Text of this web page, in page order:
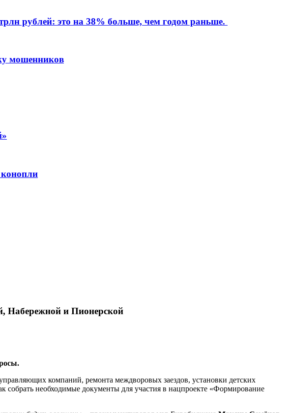
рублей: это на 38% больше, чем годом раньше.
мошенников
Набережной и Пионерской
компаний, ремонта междворовых заездов, установки детских
собрать необходимые документы для участия в нацпроекте «Формирование